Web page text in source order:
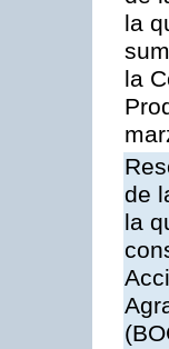
la
la
de
la